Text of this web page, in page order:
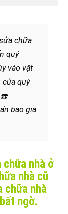
chữa
quý
vào vật
của quý
☎️
báo giá
chữa nhà ở
nhà cũ
chữa nhà
ngờ.